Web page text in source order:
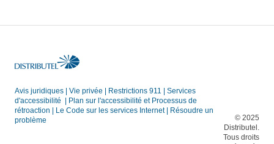
Avis juridiques Vie privée Restrictions 911
Services
d'accessibilité
Plan sur l'accessibilité et Processus de
rétroaction
Le Code sur les services Internet|
Résoudre un
problème
© 2025
Distributel.
Tous droits